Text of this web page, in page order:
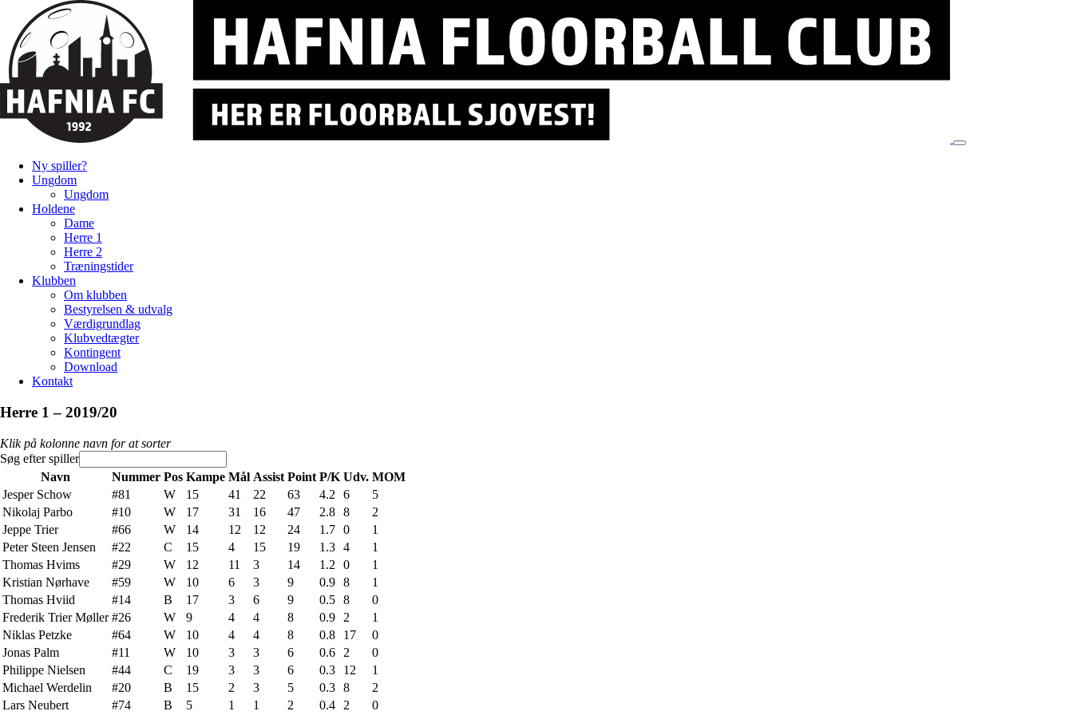
Ny spiller?
Ungdom
Ungdom
Holdene
Dame
Herre 1
Herre 2
Træningstider
Klubben
Om klubben
Bestyrelsen & udvalg
Værdigrundlag
Klubvedtægter
Kontingent
Download
Kontakt
Herre 1 – 2019/20
Klik på kolonne navn for at sorter
Søg efter spiller
Navn
Nummer Pos Kampe Mål Assist Point P/K Udv. MOM
Jesper Schow
#81 W 15 41 22 63 4.2 6
5
Nikolaj Parbo
#10 W 17 31 16 47 2.8 8
2
Jeppe Trier
#66 W 14 12 12 24 1.7 0
1
Peter Steen Jensen
#22 C 15 4 15 19 1.3 4
1
Thomas Hvims
#29 W 12 11 3 14 1.2 0
1
Kristian Nørhave
#59 W 10 6 3 9 0.9 8
1
Thomas Hviid
#14 B 17 3 6 9 0.5 8
0
Frederik Trier Møller #26 W 9 4 4 8 0.9 2
1
Niklas Petzke
#64 W 10 4 4 8 0.8 17
0
Jonas Palm
#11 W 10 3 3 6 0.6 2
0
Philippe Nielsen
#44 C 19 3 3 6 0.3 12
1
Michael Werdelin
#20 B 15 2 3 5 0.3 8
2
Lars Neubert
#74 B 5 1 1 2 0.4 2
0